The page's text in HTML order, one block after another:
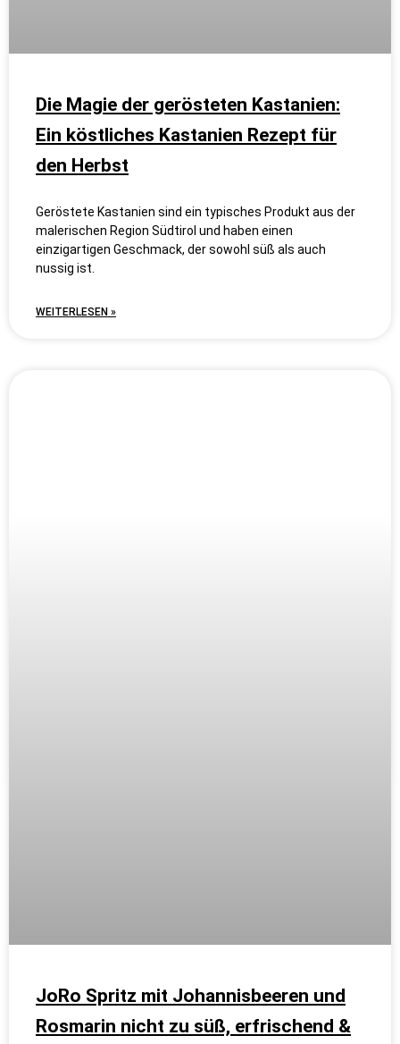
Die Magie der gerösteten Kastanien:
Ein köstliches Kastanien Rezept für
den Herbst
Geröstete Kastanien sind ein typisches Produkt aus der
malerischen Region Südtirol und haben einen
einzigartigen Geschmack, der sowohl süß als auch
nussig ist.
WEITERLESEN »
JoRo Spritz mit Johannisbeeren und
Rosmarin nicht zu süß, erfrischend &